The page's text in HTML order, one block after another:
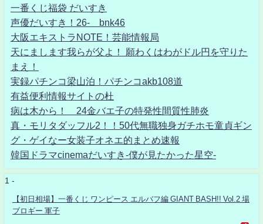
一番くじ福袋 だいすき
声優だいすき！26- bnk46
大阪エキストラNOTE！芸能情報局
天にまします我らが父よ！ 願わくはわがドル円を守りた
まえ！
実録パチンコ梁山泊！パチンコakb108道
有益便利情報サイトの杜
病は木から！ 24金バエ子の特発性間質性肺炎
真・モリタダッフル2！！50代無職独身ガチホモ童貞ギン
グ・ゲイなー女装子オネエ的まとめ速報
韓国ドラマcinemaだいすき-僕が見たかった星空-
1 -
【初日相場】一番くじ ワンピース エルバフ編 GIANT BASH!! Vol.2 場
ブロギー 軍子